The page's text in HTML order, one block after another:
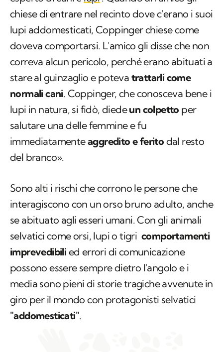
chiese di entrare nel recinto dove c'erano i suoi
lupi addomesticati, Coppinger chiese come
doveva comportarsi. L'amico gli disse che non
correva alcun pericolo, perché erano abituati a
stare al guinzaglio e poteva trattarli come
normali cani. Coppinger, che conosceva bene i
lupi in natura, si fidò, diedeun colpetto per
salutare una delle femmine e fu
immediatamenteaggredito e ferito dal resto
del branco».
Sono alti i rischi che corrono le persone che
interagiscono con un orso bruno adulto, anche
se abituato agli esseri umani. Con gli animali
selvatici come orsi, lupi o tigri comportamenti
imprevedibili ed errori di comunicazione
possono essere sempre dietro l'angolo e i
media sono pieni di storie tragiche avvenute in
giro per il mondo con protagonisti selvatici
"addomesticati".